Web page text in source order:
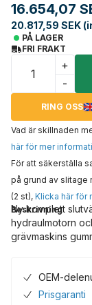
16.654,07
20.817,59 SEK
PÅ LAGER
FRI FRAKT
+
-
RING OSS
Vad är skillnaden
här för mer
För att säkerställa
på grund av slitage
(2 st), Klicka här för
Beskrivning
Ny komplett
hydraulmotorn
grävmaskins
OEM-
Prisgaranti